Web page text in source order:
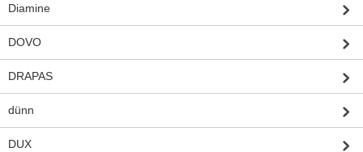
Diamine
DOVO
DRAPAS
dünn
DUX